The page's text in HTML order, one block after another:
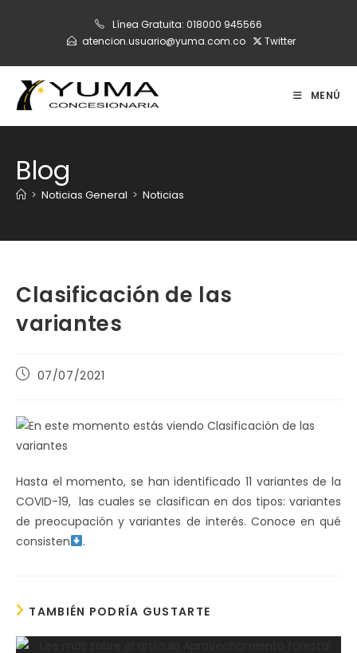
Línea Gratuita: 018000 945566
atencion.usuario@yuma.com.co
Twitter
MENÚ
Blog
> Noticias General > Noticias
Clasificación de las
variantes
Publicación
entrada:
07/07/2021
Hasta el momento, se han identificado 11 variantes de la
COVID-19, las cuales se clasifican en dos tipos: variantes
de preocupación y variantes de interés. Conoce en qué
consisten
.
TAMBIÉN PODRÍA GUSTARTE